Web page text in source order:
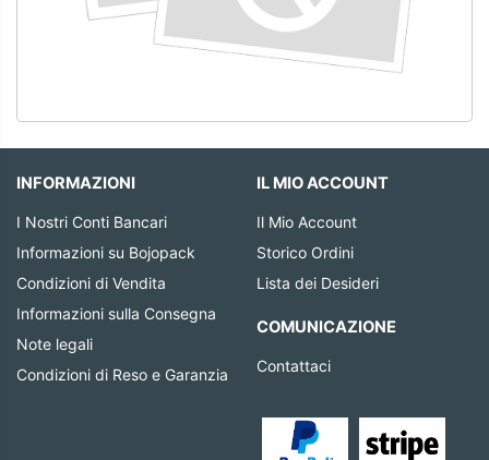
INFORMAZIONI
I Nostri Conti Bancari
Informazioni su Bojopack
Condizioni di Vendita
Informazioni sulla Consegna
Note legali
Condizioni di Reso e Garanzia
IL MIO ACCOUNT
Il Mio Account
Storico Ordini
Lista dei Desideri
COMUNICAZIONE
Contattaci